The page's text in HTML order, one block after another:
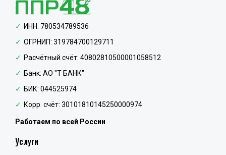
ИНН: 780534789536
ОГРНИП: 319784700129711
Расчётный счёт: 40802810500001058512
Банк: АО "Т БАНК"
БИК: 044525974
Корр. счёт: 30101810145250000974
Работаем по всей России
Услуги